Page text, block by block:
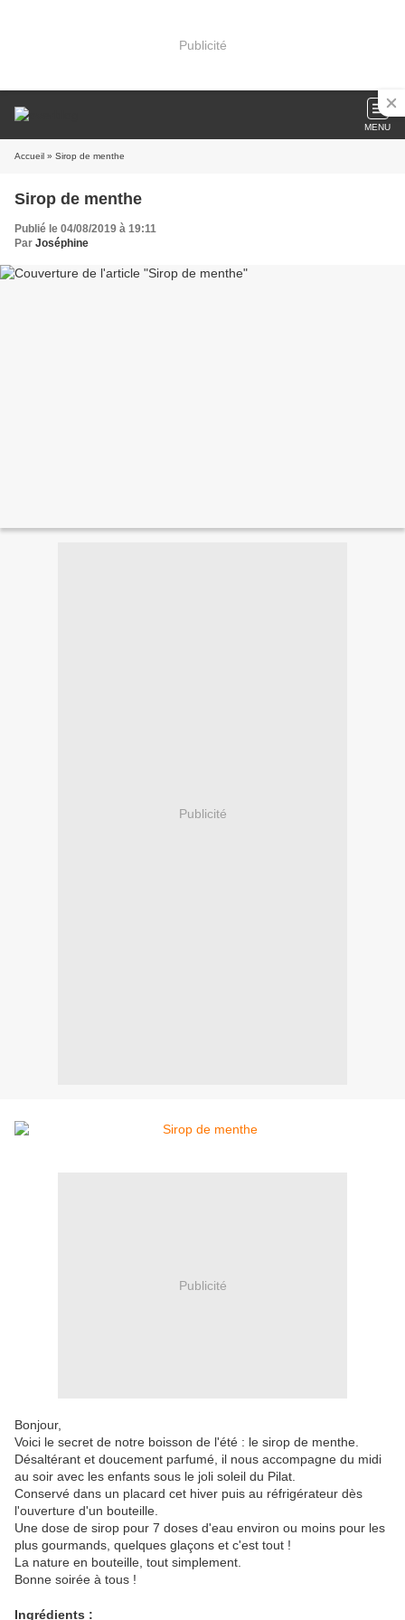
Publicité
MENU
Accueil » Sirop de menthe
Sirop de menthe
Publié le 04/08/2019 à 19:11
Par Joséphine
Publicité
Publicité
Bonjour,
Voici le secret de notre boisson de l'été : le sirop de menthe.
Désaltérant et doucement parfumé, il nous accompagne du midi
au soir avec les enfants sous le joli soleil du Pilat.
Conservé dans un placard cet hiver puis au réfrigérateur dès
l'ouverture d'un bouteille.
Une dose de sirop pour 7 doses d'eau environ ou moins pour les
plus gourmands, quelques glaçons et c'est tout !
La nature en bouteille, tout simplement.
Bonne soirée à tous !
Ingrédients :